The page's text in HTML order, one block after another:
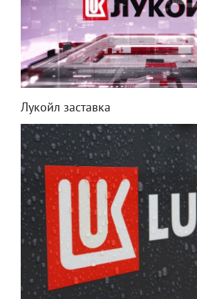
Лукойл заставка